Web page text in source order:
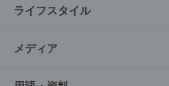
ライフスタイル
メディア